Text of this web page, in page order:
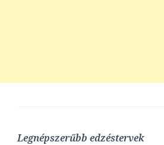
Legnépszerűbb edzéstervek